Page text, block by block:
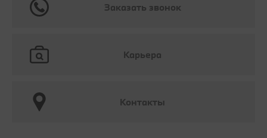
Заказать звонок
Карьера
Контакты